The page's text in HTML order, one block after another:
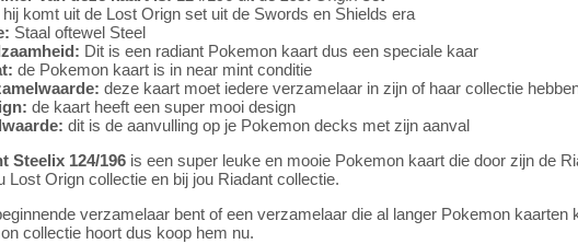
hij komt uit de Lost Orign set uit de Swords en Shields era
Staal oftewel Steel
Dit is een radiant Pokemon kaart dus een speciale kaar
de Pokemon kaart is in near mint conditie
deze kaart moet iedere verzamelaar in zijn of haar collectie
de kaart heeft een super mooi design
dit is de aanvulling op je Pokemon decks met zijn aanval
Steelix 124/196 is een super leuke en mooie Pokemon kaart die door zijn de
Lost Orign collectie en bij jou Riadant collectie.
verzamelaar bent of een verzamelaar die al langer Pokemon
collectie hoort dus koop hem nu.